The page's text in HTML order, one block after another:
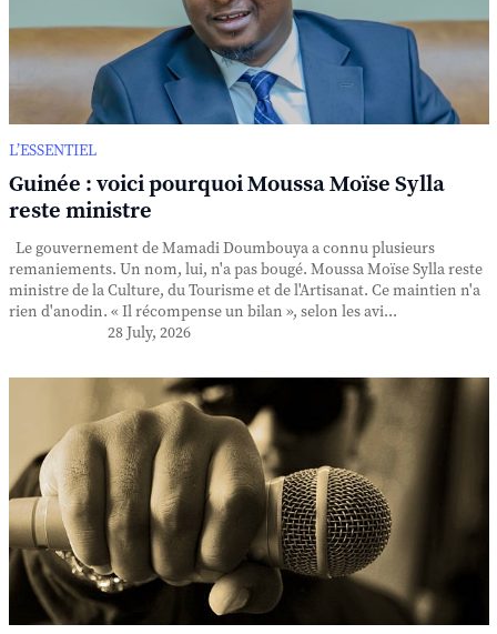
L’ESSENTIEL
Guinée : voici pourquoi Moussa Moïse Sylla
reste ministre
Le gouvernement de Mamadi Doumbouya a connu plusieurs
remaniements. Un nom, lui, n'a pas bougé. Moussa Moïse Sylla reste
ministre de la Culture, du Tourisme et de l'Artisanat. Ce maintien n'a
rien d'anodin. « Il récompense un bilan », selon les avi...
28 July, 2026